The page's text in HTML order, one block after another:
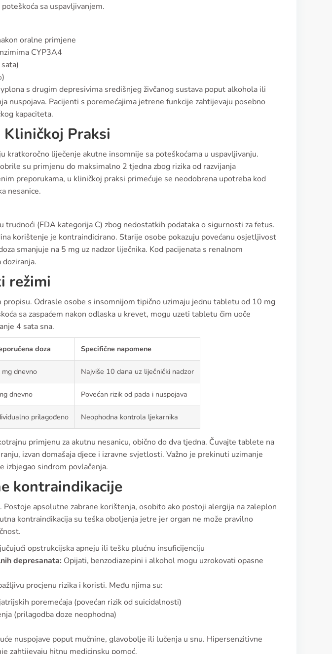
sa uspavljivanjem.
oralne primjene
CYP3A4
s drugim depresivima središnjeg živčanog sustava poput alkohola ili
nuspojava. Pacijenti s poremećajima jetrene funkcije zahtijevaju posebno
kapaciteta.
Praksi
kratkoročno liječenje akutne insomnije sa poteškoćama u uspavljivanju.
su primjenu do maksimalno 2 tjedna zbog rizika od razvijanja
preporukama, u kliničkoj praksi primećuje se neodobrena upotreba kod
nesanice.
trudnoći (FDA kategorija C) zbog nedostatkih podataka o sigurnosti za fetus.
korištenje je kontraindicirano. Starije osobe pokazuju povećanu osjetljivost
smanjuje na 5 mg uz nadzor liječnika. Kod pacijenata s renalnom
režimi
Odrasle osobe s insomnijom tipično uzimaju jednu tabletu od 10 mg
sa zaspaćem nakon odlaska u krevet, mogu uzeti tabletu čim uoče
4 sata sna.
doza Specifične napomene
dnevno Najviše 10 dana uz liječnički nadzor
dnevno Povećan rizik od pada i nuspojava
prilagođeno Neophodna kontrola ljekarnika
primjenu za akutnu nesanicu, obično do dva tjedna. Čuvajte tablete na
izvan domašaja djece i izravne svjetlosti. Važno je prekinuti uzimanje
izbjegao sindrom povlačenja.
kontraindikacije
apsolutne zabrane korištenja, osobito ako postoji alergija na zaleplon
kontraindikacija su teška oboljenja jetre jer organ ne može pravilno
opstrukcijska apneju ili tešku plućnu insuficijenciju
depresanata: Opijati, benzodiazepini i alkohol mogu uzrokovati opasne
procjenu rizika i koristi. Među njima su:
poremećaja (povećan rizik od suicidalnosti)
(prilagodba doze neophodna)
nuspojave poput mučnine, glavobolje ili lučenja u snu. Hipersenzitivne
zahtijevaju hitnu medicinsku pomoć.